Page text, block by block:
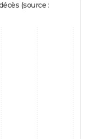
(source :